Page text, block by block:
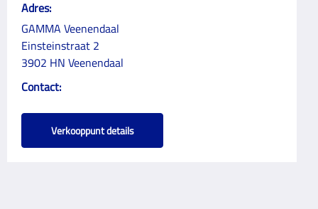
Adres:
GAMMA Veenendaal
Einsteinstraat 2
3902 HN Veenendaal
Contact:
Verkooppunt details